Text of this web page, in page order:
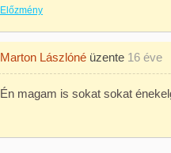
Előzmény
Marton Lászlóné üzente 16 éve
Én magam is sokat sokat